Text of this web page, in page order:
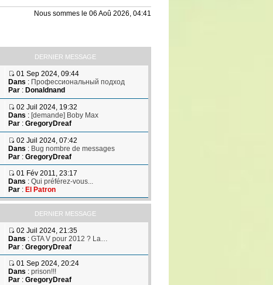
Nous sommes le 06 Aoû 2026, 04:41
DERNIER MESSAGE
01 Sep 2024, 09:44
Dans : Профессиональный подход
Par: Donaldnand
02 Juil 2024, 19:32
Dans : [demande] Boby Max
Par: GregoryDreaf
02 Juil 2024, 07:42
Dans : Bug nombre de messages
Par: GregoryDreaf
01 Fév 2011, 23:17
Dans : Qui préférez-vous...
Par: El Patron
DERNIER MESSAGE
02 Juil 2024, 21:35
Dans : GTA V pour 2012 ? La…
Par: GregoryDreaf
01 Sep 2024, 20:24
Dans : prison!!!
Par: GregoryDreaf